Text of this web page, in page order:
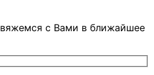
с Вами в ближайшее